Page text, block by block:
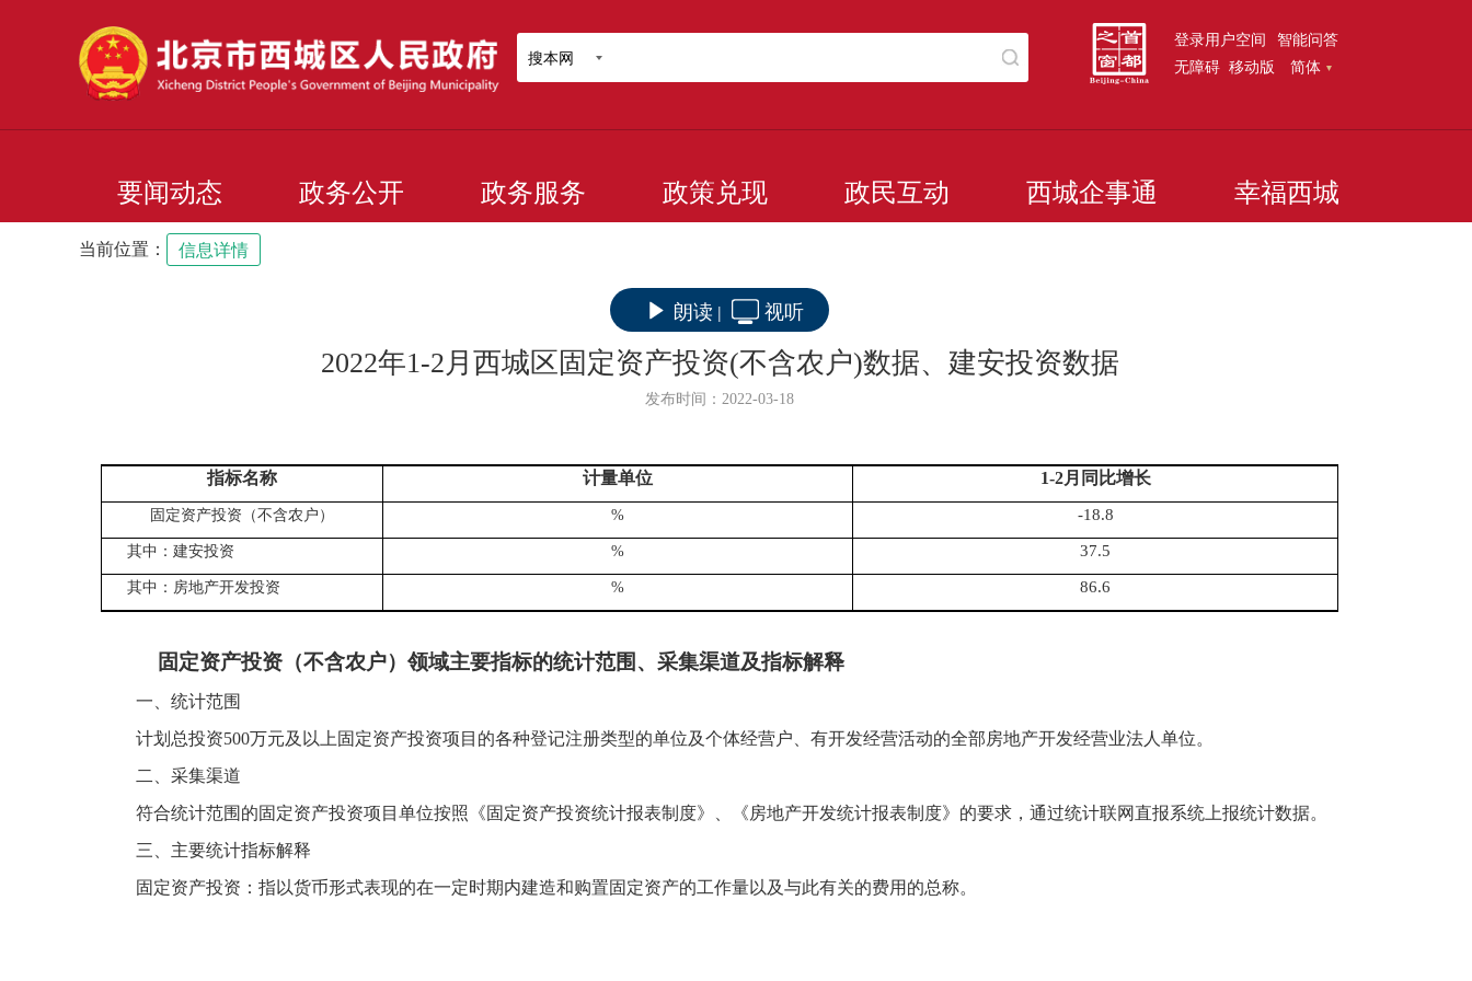
搜本网
登录用户空间 智能问答
无障碍 移动版 简体
要闻动态 政务公开 政务服务 政策兑现 政民互动 西城企事通 幸福西城
当前位置： 信息详情
朗读 | 视听
2022年1-2月西城区固定资产投资(不含农户)数据、建安投资数据
发布时间：2022-03-18
指标名称 计量单位 1-2月同比增长
固定资产投资（不含农户） % -18.8
其中：建安投资 % 37.5
其中：房地产开发投资 % 86.6
固定资产投资 （不含农户） 领域主要指标的统计范围、采集渠道及指标解释
一、统计范围
计划总投资500万元及以上固定资产投资项目的各种登记注册类型的单位及个体经营户、有开发经营活动的全部房地产开发经营业法人单位。
二、采集渠道
符合统计范围的固定资产投资项目单位按照《固定资产投资统计报表制度》、《房地产开发统计报表制度》的要求，通过统计联网直报系统上报统计数据。
三、主要统计指标解释
固定资产投资：指以货币形式表现的在一定时期内建造和购置固定资产的工作量以及与此有关的费用的总称。